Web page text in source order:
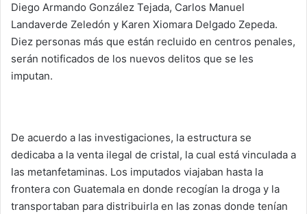
Diego Armando González Tejada, Carlos Manuel
Landaverde Zeledón y Karen Xiomara Delgado Zepeda.
Diez personas más que están recluido en centros penales,
serán notificados de los nuevos delitos que se les
imputan.
De acuerdo a las investigaciones, la estructura se
dedicaba a la venta ilegal de cristal, la cual está vinculada a
las metanfetaminas. Los imputados viajaban hasta la
frontera con Guatemala en donde recogían la droga y la
transportaban para distribuirla en las zonas donde tenían